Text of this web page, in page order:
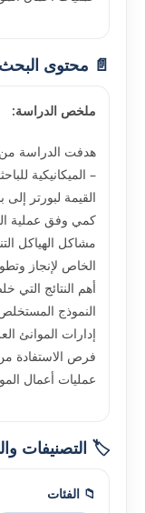
📄 محتوى البحث
ملخص الدراسة:
هدفت الدراسة من
القيمة لبورتر
كمي وفق عملية
مشاكل الهياكل
الخاص لإنجاز
أهم النتائج
النموذج المستخلص
إدارات الموانئ
فرص الاستفادة
عمليات أعمال
🏷️ التصنيفات
📁 الفئات